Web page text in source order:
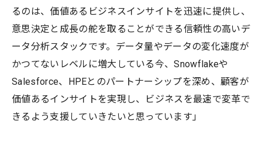
るのは、価値あるビジネスインサイトを迅速に提供し、
意思決定と成長の舵を取ることができる信頼性の高いデ
ータ分析スタックです。データ量やデータの変化速度が
かつてないレベルに増大している今、Snowflakeや
Salesforce、HPEとのパートナーシップを深め、顧客が
価値あるインサイトを実現し、ビジネスを最速で変革で
きるよう支援していきたいと思っています」